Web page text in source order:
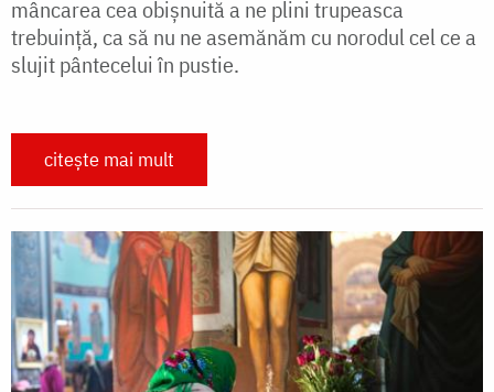
mâncarea cea obișnuită a ne plini trupeasca
trebuință, ca să nu ne asemănăm cu norodul cel ce a
slujit pântecelui în pustie.
citește mai mult